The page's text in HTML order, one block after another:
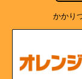
かかり